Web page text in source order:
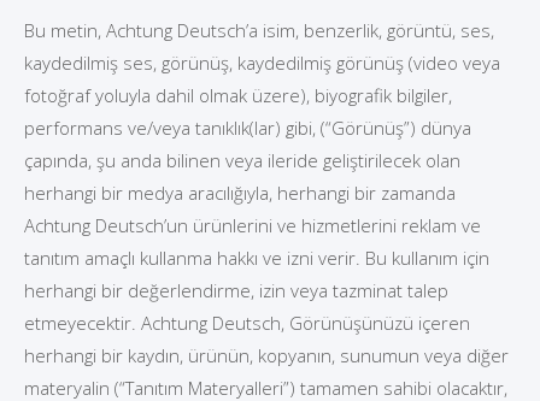
Bu metin, Achtung Deutsch’a isim, benzerlik, görüntü, ses,
kaydedilmiş ses, görünüş, kaydedilmiş görünüş (video veya
fotoğraf yoluyla dahil olmak üzere), biyografik bilgiler,
performans ve/veya tanıklık(lar) gibi, (“Görünüş”) dünya
çapında, şu anda bilinen veya ileride geliştirilecek olan
herhangi bir medya aracılığıyla, herhangi bir zamanda
Achtung Deutsch’un ürünlerini ve hizmetlerini reklam ve
tanıtım amaçlı kullanma hakkı ve izni verir. Bu kullanım için
herhangi bir değerlendirme, izin veya tazminat talep
etmeyecektir. Achtung Deutsch, Görünüşünüzü içeren
herhangi bir kaydın, ürünün, kopyanın, sunumun veya diğer
materyalin (“Tanıtım Materyalleri”) tamamen sahibi olacaktır,